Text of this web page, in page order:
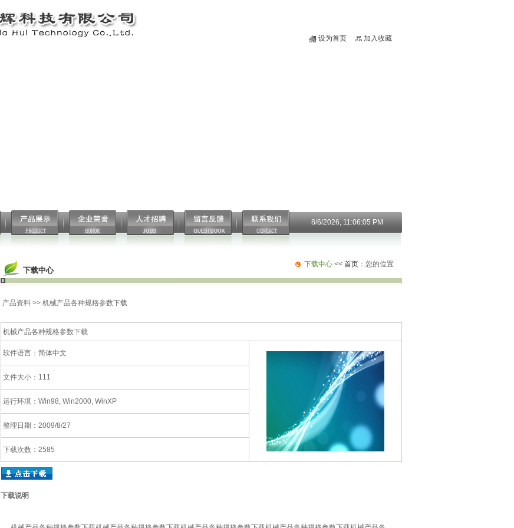
设为首页 加入收藏
8/6/2026, 11:06:05 PM
下载中心
下载中心<< 首页：您的位置
产品资料>> 机械产品各种规格参数下载
机械产品各种规格参数下载
软件语言：简体中文
文件大小：111
运行环境：Win98, Win2000, WinXP
整理日期：2009/8/27
下载次数：2585
下载说明